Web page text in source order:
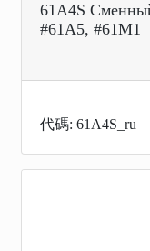
61A4S
#61A5, #61M1
代碼: 61A4S_ru